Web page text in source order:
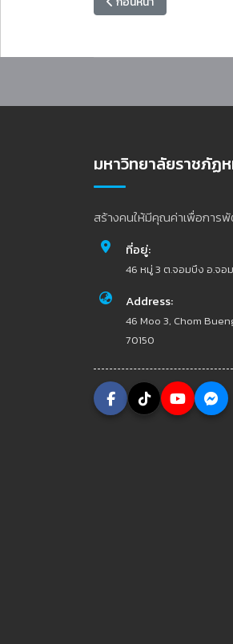
มหาวิทยาลัยราชภัฏ
สร้างคนให้มีคุณค่าเพื่อการ
ที่อยู่:
46 หมู่ 3 ต.จอมบึง อ.จอ
Address:
46 Moo 3, Chom
70150